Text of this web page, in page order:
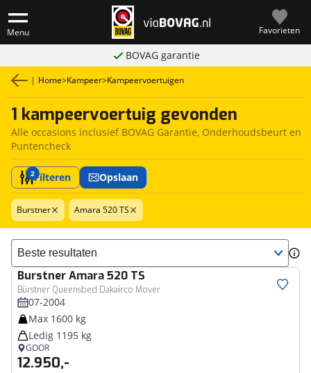
Menu Favorieten
BOVAG garantie
| Home>Kampeer>Kampeervoertuigen
1 kampeervoertuig gevonden
Alle occasions inclusief BOVAG Garantie, Onderhoudsbeurt en
Puntencheck
2Filteren Opslaan
Burstner Amara 520 TS
Sorteer resultaten
BurstnerAmara 520 TS
Bürstner Queensbed Dakairco Mover
07-2004
Max 1600 kg
Ledig 1195 kg
GOOR
12.950,-